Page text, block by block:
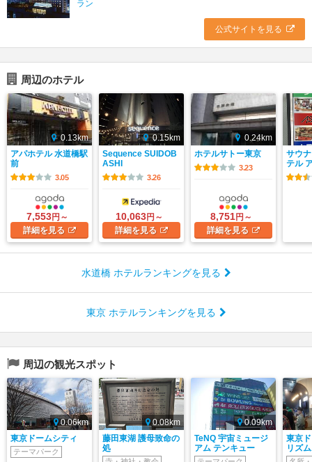
ラン
公式サイトを見る
周辺のホテル
0.13km
アパホテル 水道橋駅
前
3.05
7,553円～
詳細を見る
0.15km
Sequence SUIDOB
ASHI
3.26
10,063円～
詳細を見る
0.24km
ホテルサトー東京
3.23
8,751円～
詳細を見る
サウ
テル
水道橋 ホテルランキングを見る
東京 ホテルランキングを見る
周辺の観光スポット
0.06km
東京ドームシティ
テーマパーク
0.08km
藤田東湖 護母致命の
処
0.09km
TeNQ 宇宙ミュージ
アム テンキュー
東京
リズ